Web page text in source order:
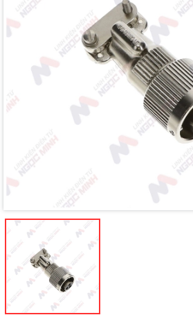
Mã giảm giá:
Ngày hết hạn:
Điều kiện: